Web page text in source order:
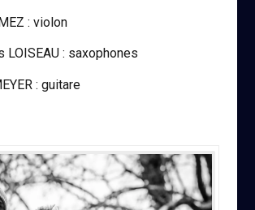
: violon
LOISEAU : saxophones
: guitare